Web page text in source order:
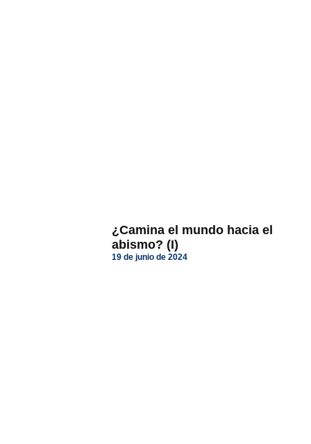
¿Camina el mundo hacia el
abismo? (I)
19 de junio de 2024